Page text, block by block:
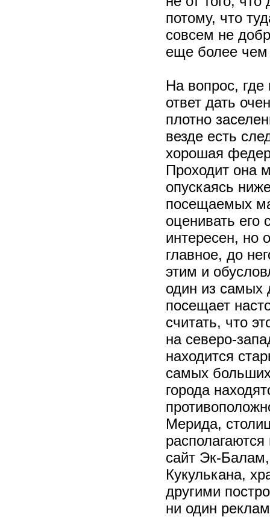
потому, что
совсем не
еще более чем
На вопрос,
ответ дать
плотно
везде есть
хорошая
Проходит она
опускаясь
посещаемых
оценивать его
интересен, но
главное, до
этим и
один из самых
посещает
считать, что
на северо-
находится
самых
города
Мерида,
сайт Эк-
Кукулькана,
другими
ни один